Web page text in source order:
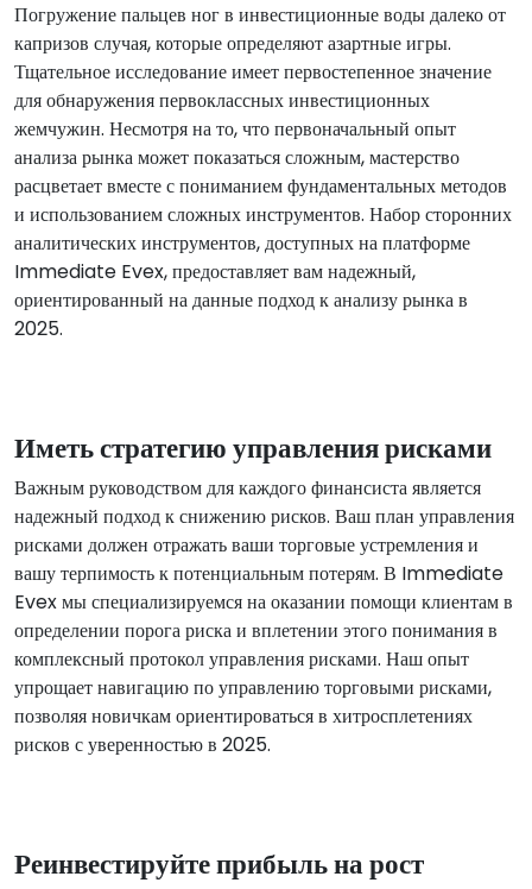
Погружение пальцев ног в инвестиционные воды далеко от
капризов случая, которые определяют азартные игры.
Тщательное исследование имеет первостепенное значение
для обнаружения первоклассных инвестиционных
жемчужин. Несмотря на то, что первоначальный опыт
анализа рынка может показаться сложным, мастерство
расцветает вместе с пониманием фундаментальных методов
и использованием сложных инструментов. Набор сторонних
аналитических инструментов, доступных на платформе
Immediate Evex, предоставляет вам надежный,
ориентированный на данные подход к анализу рынка в
2025.
Иметь стратегию управления рисками
Важным руководством для каждого финансиста является
надежный подход к снижению рисков. Ваш план управления
рисками должен отражать ваши торговые устремления и
вашу терпимость к потенциальным потерям. В Immediate
Evex мы специализируемся на оказании помощи клиентам в
определении порога риска и вплетении этого понимания в
комплексный протокол управления рисками. Наш опыт
упрощает навигацию по управлению торговыми рисками,
позволяя новичкам ориентироваться в хитросплетениях
рисков с уверенностью в 2025.
Реинвестируйте прибыль на рост